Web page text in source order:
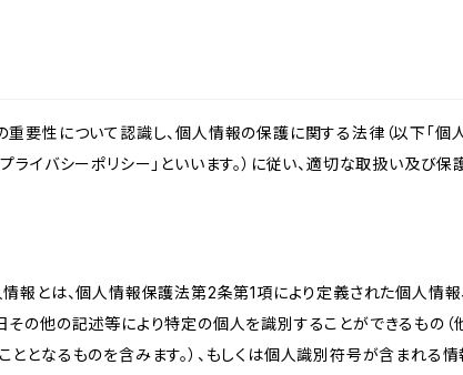
要性について認識し、個人情報の保護に関する法律（以下「個人
ライバシーポリシー」といいます。）に従い、適切な取扱い及び保
情報とは、個人情報保護法第2条第1項により定義された個人情
の他の記述等により特定の個人を識別することができるもの（
となるものを含みます。）、もしくは個人識別符号が含まれる情